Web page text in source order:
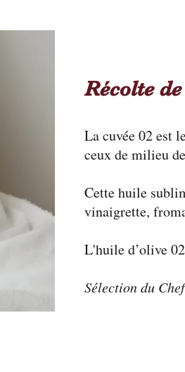
Récolte
La cuvée 02 est
ceux de milieu
Cette huile
vinaigrette,
L'huile d’olive
Sélection du